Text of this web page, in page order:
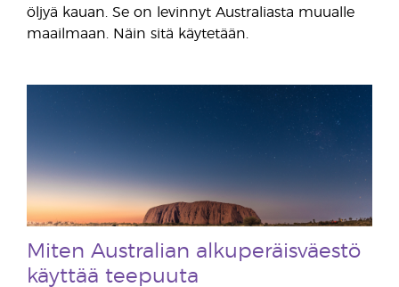
öljyä kauan. Se on levinnyt Australiasta muualle
maailmaan. Näin sitä käytetään.
Miten Australian alkuperäisväestö
käyttää teepuuta